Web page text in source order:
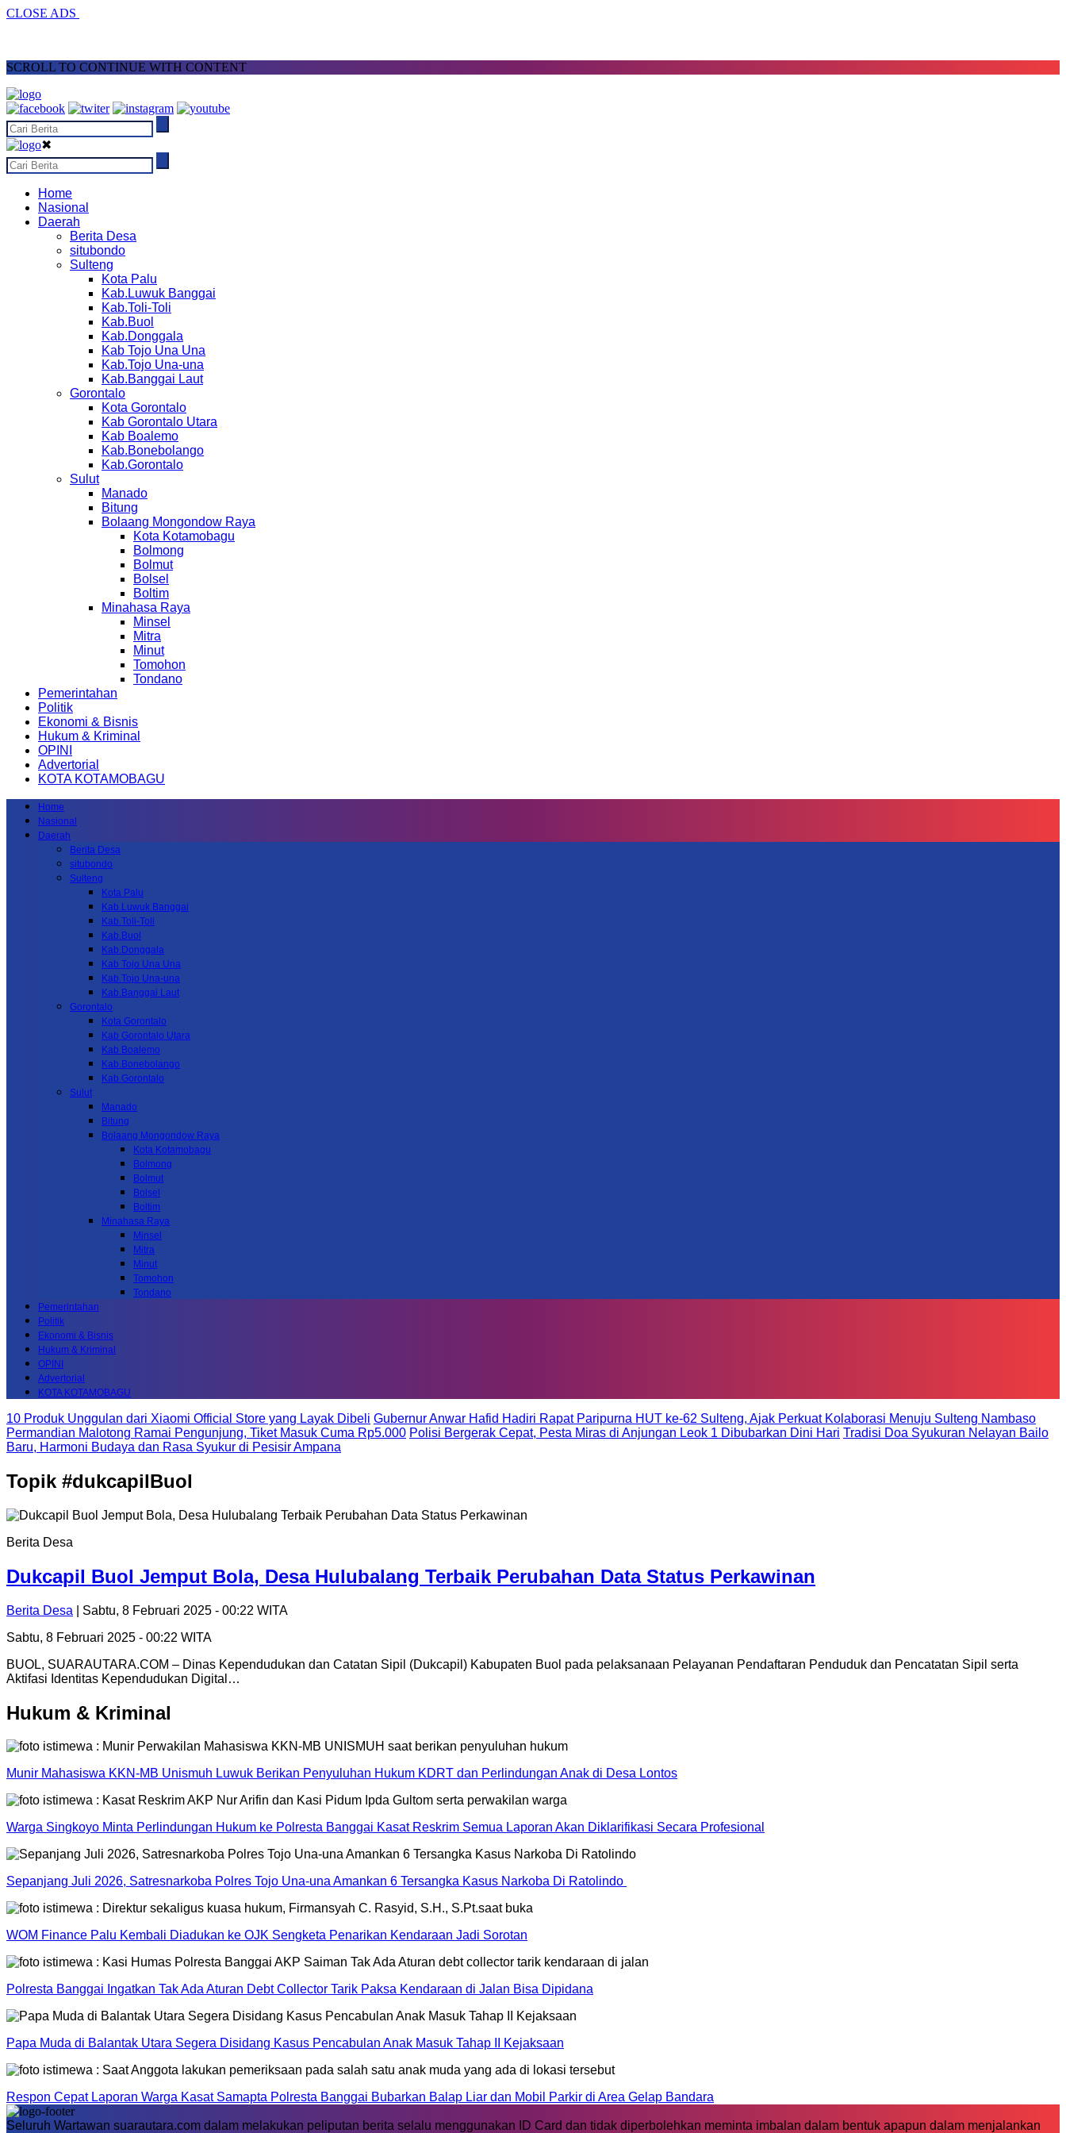
CLOSE ADS
SCROLL TO CONTINUE WITH CONTENT
✖
Home
Nasional
Daerah
Berita Desa
situbondo
Sulteng
Kota Palu
Kab.Luwuk Banggai
Kab.Toli-Toli
Kab.Buol
Kab.Donggala
Kab Tojo Una Una
Kab.Tojo Una-una
Kab.Banggai Laut
Gorontalo
Kota Gorontalo
Kab Gorontalo Utara
Kab Boalemo
Kab.Bonebolango
Kab.Gorontalo
Sulut
Manado
Bitung
Bolaang Mongondow Raya
Kota Kotamobagu
Bolmong
Bolmut
Bolsel
Boltim
Minahasa Raya
Minsel
Mitra
Minut
Tomohon
Tondano
Pemerintahan
Politik
Ekonomi & Bisnis
Hukum & Kriminal
OPINI
Advertorial
KOTA KOTAMOBAGU
Home
Nasional
Daerah
Berita Desa
situbondo
Sulteng
Kota Palu
Kab.Luwuk Banggai
Kab.Toli-Toli
Kab.Buol
Kab.Donggala
Kab Tojo Una Una
Kab.Tojo Una-una
Kab.Banggai Laut
Gorontalo
Kota Gorontalo
Kab Gorontalo Utara
Kab Boalemo
Kab.Bonebolango
Kab.Gorontalo
Sulut
Manado
Bitung
Bolaang Mongondow Raya
Kota Kotamobagu
Bolmong
Bolmut
Bolsel
Boltim
Minahasa Raya
Minsel
Mitra
Minut
Tomohon
Tondano
Pemerintahan
Politik
Ekonomi & Bisnis
Hukum & Kriminal
OPINI
Advertorial
KOTA KOTAMOBAGU
10 Produk Unggulan dari Xiaomi Official Store yang Layak Dibeli Gubernur Anwar Hafid Hadiri Rapat Paripurna HUT ke-62 Sulteng, Ajak Perkuat Kolaborasi Menuju Sulteng Nambaso
Permandian Malotong Ramai Pengunjung, Tiket Masuk Cuma Rp5.000 Polisi Bergerak Cepat, Pesta Miras di Anjungan Leok 1 Dibubarkan Dini Hari Tradisi Doa Syukuran Nelayan Bailo
Baru, Harmoni Budaya dan Rasa Syukur di Pesisir Ampana
Topik #dukcapilBuol
Berita Desa
Dukcapil Buol Jemput Bola, Desa Hulubalang Terbaik Perubahan Data Status Perkawinan
Berita Desa | Sabtu, 8 Februari 2025 - 00:22 WITA
Sabtu, 8 Februari 2025 - 00:22 WITA
BUOL, SUARAUTARA.COM – Dinas Kependudukan dan Catatan Sipil (Dukcapil) Kabupaten Buol pada pelaksanaan Pelayanan Pendaftaran Penduduk dan Pencatatan Sipil serta
Aktifasi Identitas Kependudukan Digital…
Hukum & Kriminal
Munir Mahasiswa KKN-MB Unismuh Luwuk Berikan Penyuluhan Hukum KDRT dan Perlindungan Anak di Desa Lontos
Warga Singkoyo Minta Perlindungan Hukum ke Polresta Banggai Kasat Reskrim Semua Laporan Akan Diklarifikasi Secara Profesional
Sepanjang Juli 2026, Satresnarkoba Polres Tojo Una-una Amankan 6 Tersangka Kasus Narkoba Di Ratolindo
WOM Finance Palu Kembali Diadukan ke OJK Sengketa Penarikan Kendaraan Jadi Sorotan
Polresta Banggai Ingatkan Tak Ada Aturan Debt Collector Tarik Paksa Kendaraan di Jalan Bisa Dipidana
Papa Muda di Balantak Utara Segera Disidang Kasus Pencabulan Anak Masuk Tahap II Kejaksaan
Respon Cepat Laporan Warga Kasat Samapta Polresta Banggai Bubarkan Balap Liar dan Mobil Parkir di Area Gelap Bandara
Seluruh Wartawan suarautara.com dalam melakukan peliputan berita selalu menggunakan ID Card dan tidak diperbolehkan meminta imbalan dalam bentuk apapun dalam menjalankan